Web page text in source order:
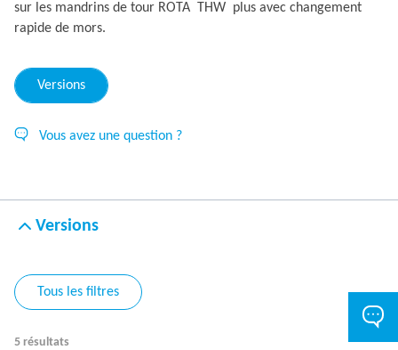
sur les mandrins de tour ROTA THW plus avec changement
rapide de mors.
Versions
Vous avez une question ?
Versions
Tous les filtres
5 résultats